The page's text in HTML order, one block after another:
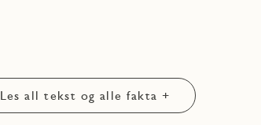
Les all tekst og alle fakta +